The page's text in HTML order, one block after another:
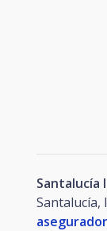
Santalucía
Santalucía,
asegurador